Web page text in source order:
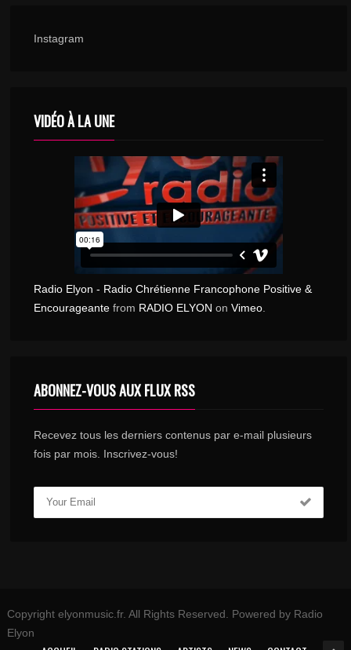
Instagram
VIDÉO À LA UNE
Radio Elyon - Radio Chrétienne Francophone Positive &
Encourageante from RADIO ELYON onVimeo
ABONNEZ-VOUS AUX FLUX RSS
Recevez tous les derniers contenus par e-mail plusieurs
fois par mois. Inscrivez-vous!
Copyright elyonmusic.fr. All Rights Reserved. Powered by Radio
Elyon